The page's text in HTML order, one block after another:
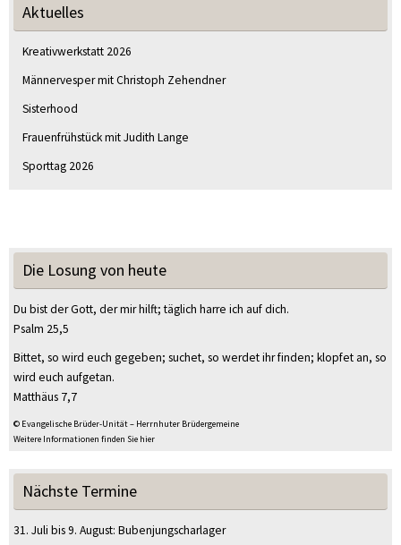
Aktuelles
Kreativwerkstatt 2026
Männervesper mit Christoph Zehendner
Sisterhood
Frauenfrühstück mit Judith Lange
Sporttag 2026
Die Losung von heute
Du bist der Gott, der mir hilft; täglich harre ich auf dich.
Psalm 25,5
Bittet, so wird euch gegeben; suchet, so werdet ihr finden; klopfet an, so
wird euch aufgetan.
Matthäus 7,7
© Evangelische Brüder-Unität – Herrnhuter Brüdergemeine
Weitere Informationen finden Sie hier
Nächste Termine
31. Juli bis9. August: Bubenjungscharlager